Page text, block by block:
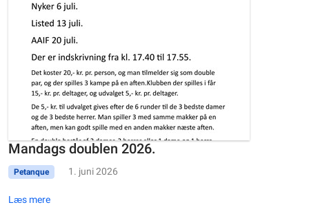
Mandags doublen 2026.
Petanque 1. juni 2026
Læs mere